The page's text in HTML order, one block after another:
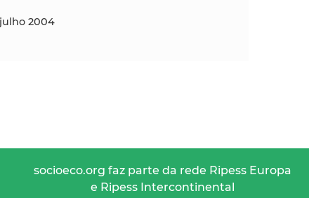
2004
socioeco.org faz parte da rede Ripess Europa
e Ripess Intercontinental